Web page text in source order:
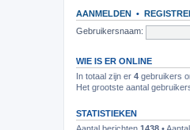
AANMELDEN •
Gebruikersnaam:
WIE IS ER ONLINE
In totaal zijn er 4 gebruikers
Het grootste aantal
STATISTIEKEN
Aantal berichten 1438 •